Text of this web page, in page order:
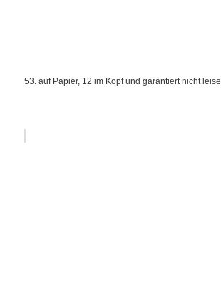
53. auf Papier, 12 im Kopf und garantiert nicht leise